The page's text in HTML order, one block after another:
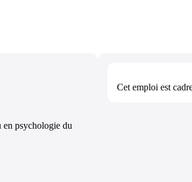
en psychologie du
Cet emploi est